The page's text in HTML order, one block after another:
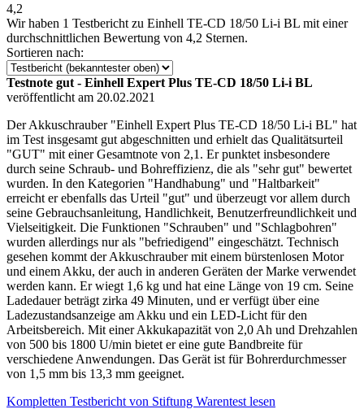
4,2
Wir haben 1 Testbericht zu Einhell TE-CD 18/50 Li-i BL mit einer
durchschnittlichen Bewertung von 4,2 Sternen.
Sortieren nach:
Testnote gut - Einhell Expert Plus TE-CD 18/50 Li-i BL
veröffentlicht am 20.02.2021
Der Akkuschrauber "Einhell Expert Plus TE-CD 18/50 Li-i BL" hat
im Test insgesamt gut abgeschnitten und erhielt das Qualitätsurteil
"GUT" mit einer Gesamtnote von 2,1. Er punktet insbesondere
durch seine Schraub- und Bohreffizienz, die als "sehr gut" bewertet
wurden. In den Kategorien "Handhabung" und "Haltbarkeit"
erreicht er ebenfalls das Urteil "gut" und überzeugt vor allem durch
seine Gebrauchsanleitung, Handlichkeit, Benutzerfreundlichkeit und
Vielseitigkeit. Die Funktionen "Schrauben" und "Schlagbohren"
wurden allerdings nur als "befriedigend" eingeschätzt. Technisch
gesehen kommt der Akkuschrauber mit einem bürstenlosen Motor
und einem Akku, der auch in anderen Geräten der Marke verwendet
werden kann. Er wiegt 1,6 kg und hat eine Länge von 19 cm. Seine
Ladedauer beträgt zirka 49 Minuten, und er verfügt über eine
Ladezustandsanzeige am Akku und ein LED-Licht für den
Arbeitsbereich. Mit einer Akkukapazität von 2,0 Ah und Drehzahlen
von 500 bis 1800 U/min bietet er eine gute Bandbreite für
verschiedene Anwendungen. Das Gerät ist für Bohrerdurchmesser
von 1,5 mm bis 13,3 mm geeignet.
Kompletten Testbericht von Stiftung Warentest lesen